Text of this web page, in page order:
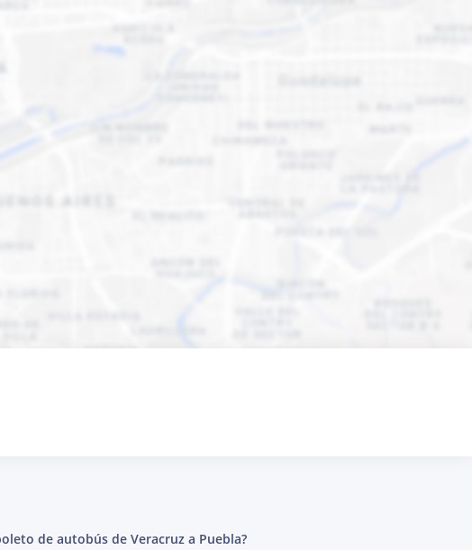
de autobús de Veracruz a Puebla?